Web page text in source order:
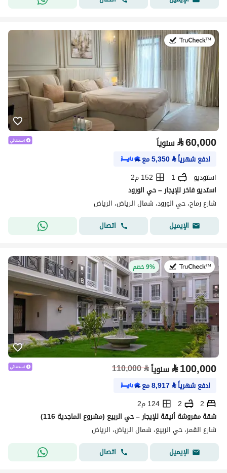
في:27 يوليو 2026
⃁60,000 سنوياً
ادفع شهرياً⃁
5,350مع
استوديو
1
152 م2
استديو فاخر للإيجار – حي الورود
شارع رماح، حي الورود، شمال الرياض، الرياض
الإيميل
اتصال
في:27 يوليو 20269% خصم
⃁100,000 سنوياً⃁
110,000
ادفع شهرياً⃁
8,917مع
2
2
124 م2
شقة مفروشة أنيقة للإيجار – حي الربيع (مشروع الماجدية 116)
شارع القمر، حي الربيع، شمال الرياض، الرياض
الإيميل
اتصال